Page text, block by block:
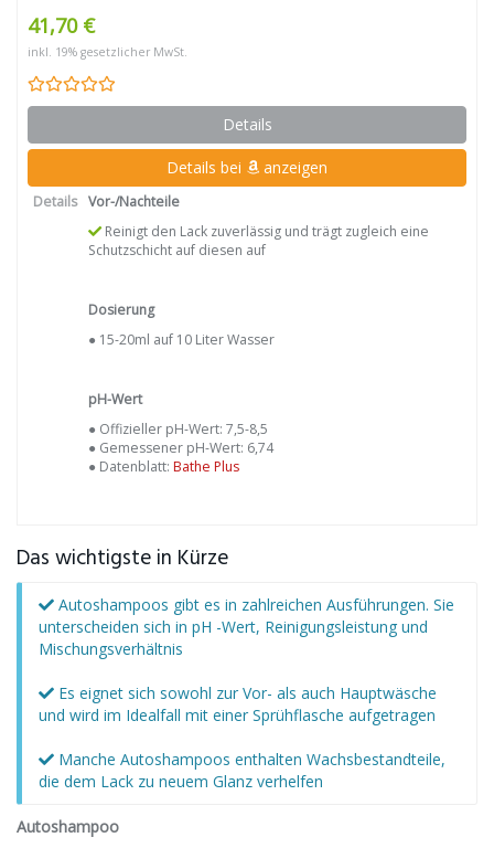
41,70 €
inkl. 19% gesetzlicher MwSt.
Details
Details bei anzeigen
Details Vor-/Nachteile
Reinigt den Lack zuverlässig und trägt zugleich eine
Schutzschicht auf diesen auf
Dosierung
● 15-20ml auf 10 Liter Wasser
pH-Wert
● Offizieller pH-Wert: 7,5-8,5
● Gemessener pH-Wert: 6,74
● Datenblatt: Bathe Plus
Das wichtigste in Kürze
Autoshampoos gibt es in zahlreichen Ausführungen. Sie
unterscheiden sich in pH -Wert, Reinigungsleistung und
Mischungsverhältnis
Es eignet sich sowohl zur Vor- als auch Hauptwäsche
und wird im Idealfall mit einer Sprühflasche aufgetragen
Manche Autoshampoos enthalten Wachsbestandteile,
die dem Lack zu neuem Glanz verhelfen
Autoshampoo